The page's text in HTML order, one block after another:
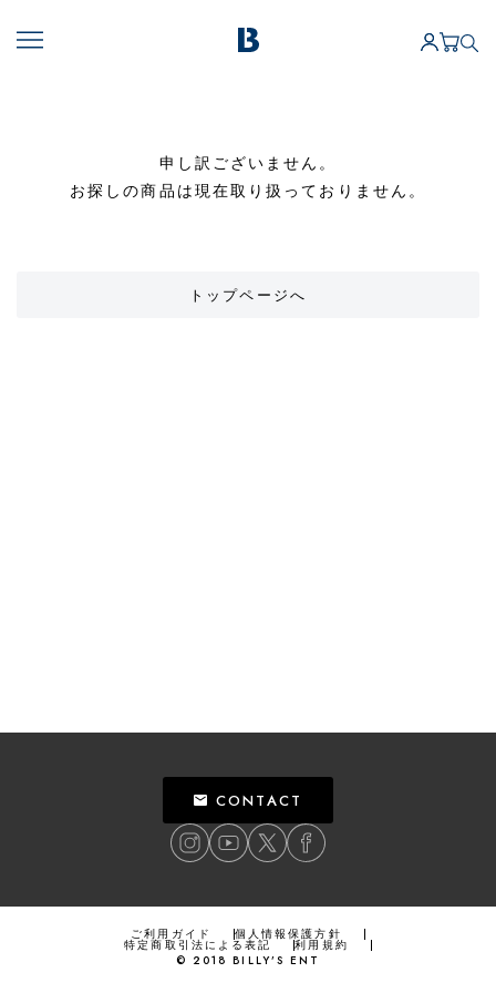
申し訳ございません。
お探しの商品は現在取り扱っておりません。
トップページへ
CONTACT
ご利用ガイド 個人情報保護方針
特定商取引法による表記
利用規約
© 2018 BILLY’S ENT